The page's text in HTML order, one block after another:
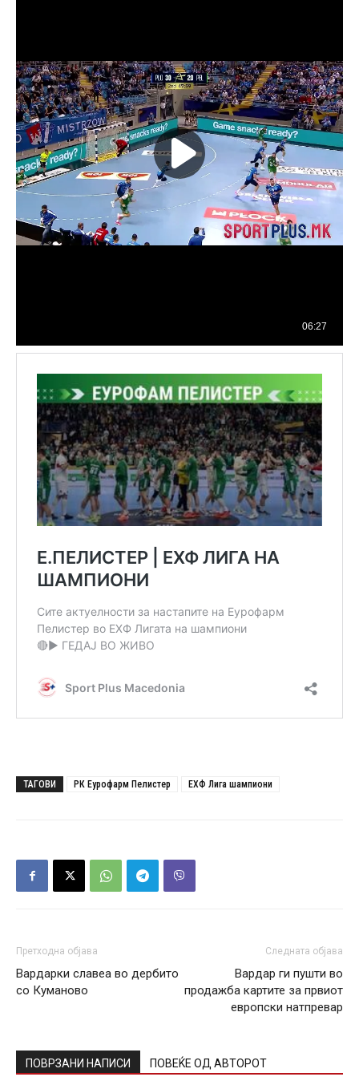
ТАГОВИ РК Еурофарм Пелистер ЕХФ Лига шампиони
Претходна објава
Вардарки славеа во дербито
со Куманово
Следната објава
Вардар ги пушти во
продажба картите за првиот
европски натпревар
ПОВРЗАНИ НАПИСИ ПОВЕЌЕ ОД АВТОРОТ